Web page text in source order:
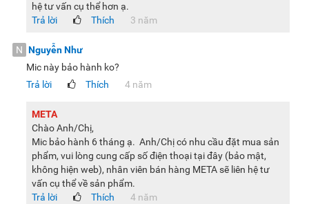
hệ tư vấn cụ thể hơn ạ.
Trả lời
Thích 3 năm
N Nguyễn Như
Mic này bảo hành ko?
Trả lời
Thích 4 năm
META
Chào Anh/Chị,
Mic bảo hành 6 tháng ạ. Anh/Chị có nhu cầu đặt mua sản
phẩm, vui lòng cung cấp số điện thoại tại đây (bảo mật,
không hiện web), nhân viên bán hàng META sẽ liên hệ tư
vấn cụ thể về sản phẩm.
Trả lời
Thích 4 năm